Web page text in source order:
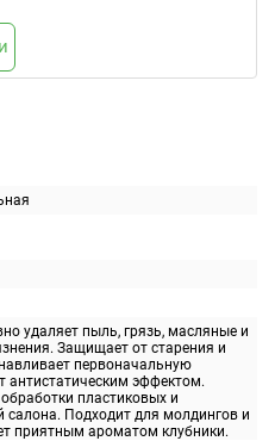
удаляет пыль, грязь, масляные и
Защищает от старения и
первоначальную
антистатическим эффектом.
пластиковых и
салона. Подходит для молдингов и
приятным ароматом клубники.